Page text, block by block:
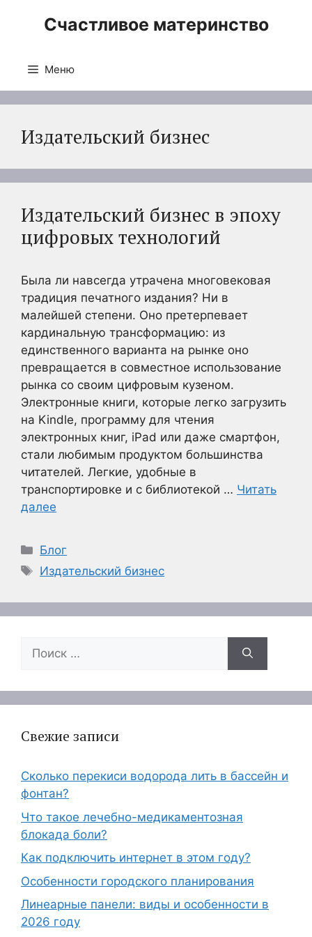
Счастливое материнство
Меню
Издательский бизнес
Издательский бизнес в эпоху
цифровых технологий
Была ли навсегда утрачена многовековая
традиция печатного издания? Ни в
малейшей степени. Оно претерпевает
кардинальную трансформацию: из
единственного варианта на рынке оно
превращается в совместное использование
рынка со своим цифровым кузеном.
Электронные книги, которые легко загрузить
на Kindle, программу для чтения
электронных книг, iPad или даже смартфон,
стали любимым продуктом большинства
читателей. Легкие, удобные в
транспортировке и с библиотекой … Читать
далее
Рубрики
Блог
Метки
Издательский бизнес
Поиск:
Свежие записи
Сколько перекиси водорода лить в бассейн и
фонтан?
Что такое лечебно-медикаментозная
блокада боли?
Как подключить интернет в этом году?
Особенности городского планирования
Линеарные панели: виды и особенности в
2026 году